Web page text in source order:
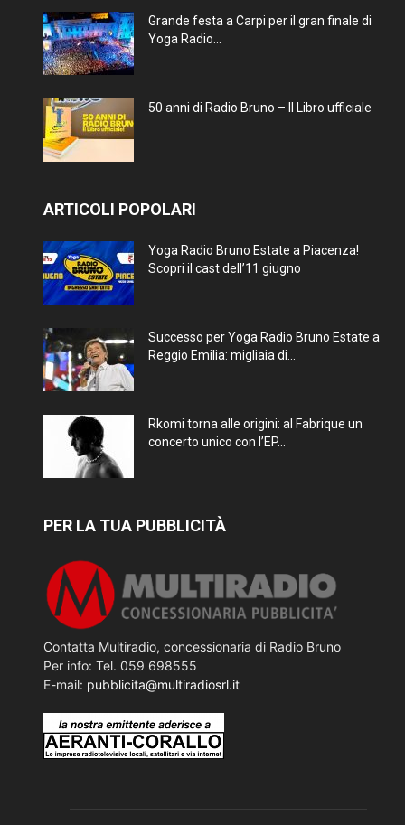
Grande festa a Carpi per il gran finale di
Yoga Radio...
50 anni di Radio Bruno – Il Libro ufficiale
ARTICOLI POPOLARI
Yoga Radio Bruno Estate a Piacenza!
Scopri il cast dell’11 giugno
Successo per Yoga Radio Bruno Estate a
Reggio Emilia: migliaia di...
Rkomi torna alle origini: al Fabrique un
concerto unico con l’EP...
PER LA TUA PUBBLICITÀ
Contatta Multiradio, concessionaria di Radio Bruno
Per info: Tel. 059 698555
E-mail: pubblicita@multiradiosrl.it